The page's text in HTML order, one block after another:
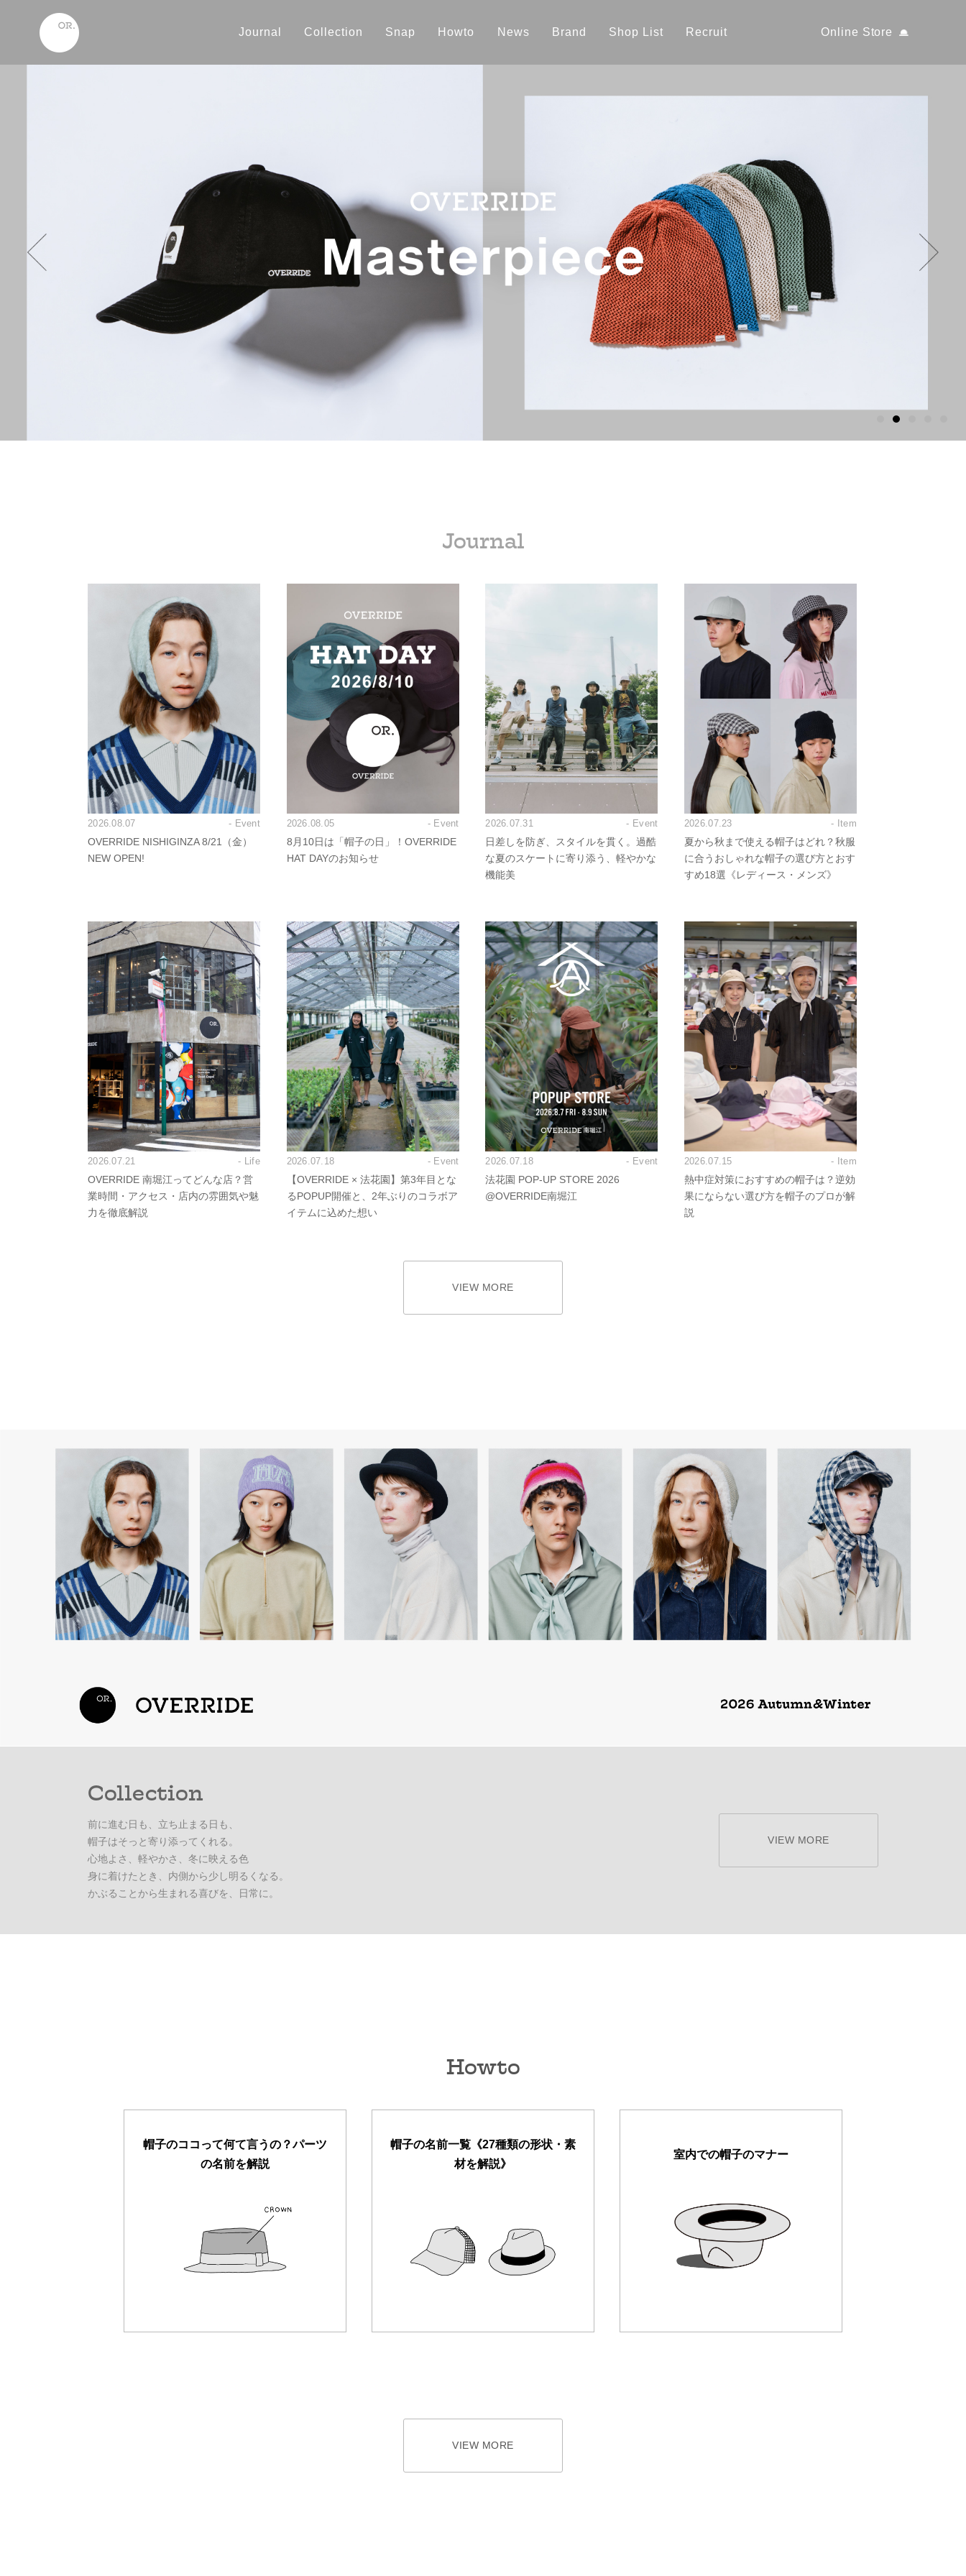
Online Store
Journal Collection Snap Howto News Brand Shop List Recruit
Journal
2026.08.07 - Event
OVERRIDE NISHIGINZA 8/21（金）
NEW OPEN!
2026.08.05 - Event
8月10日は「帽子の日」！OVERRIDE
HAT DAYのお知らせ
2026.07.31 - Event
日差しを防ぎ、スタイルを貫く。過酷
な夏のスケートに寄り添う、軽やかな
機能美
2026.07.23 - Item
夏から秋まで使える帽子はどれ？秋服
に合うおしゃれな帽子の選び方とおす
すめ18選《レディース・メンズ》
2026.07.21 - Life
OVERRIDE 南堀江ってどんな店？営
業時間・アクセス・店内の雰囲気や魅
力を徹底解説
2026.07.18 - Event
【OVERRIDE × 法花園】第3年目とな
るPOPUP開催と、2年ぶりのコラボア
イテムに込めた想い
2026.07.18 - Event
法花園 POP-UP STORE 2026
@OVERRIDE南堀江
2026.07.15 - Item
熱中症対策におすすめの帽子は？逆効
果にならない選び方を帽子のプロが解
説
VIEW MORE
Collection
前に進む日も、立ち止まる日も、
帽子はそっと寄り添ってくれる。
心地よさ、軽やかさ、冬に映える色
身に着けたとき、内側から少し明るくなる。
かぶることから生まれる喜びを、日常に。
VIEW MORE
Howto
帽子のココって何て言うの？パーツ
の名前を解説
帽子の名前一覧《27種類の形状・素
材を解説》
室内での帽子のマナー
VIEW MORE